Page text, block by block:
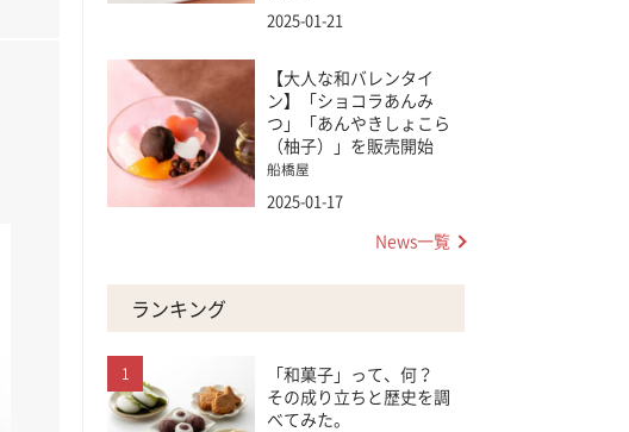
2025-01-21
【大人な和バレンタイ
ン】「ショコラあんみ
つ」「あんやきしょこら
（柚子）」を販売開始
船橋屋
2025-01-17
News一覧
ランキング
「和菓子」って、何？
その成り立ちと歴史を調
べてみた。